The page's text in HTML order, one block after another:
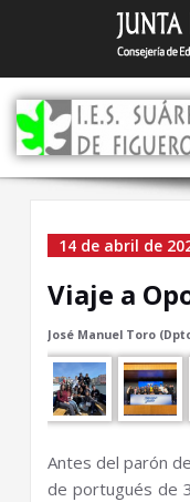
Saltar
contenido
Home
14 de abril de
Viaje a
José Manuel Toro
Antes del parón
de portugués de